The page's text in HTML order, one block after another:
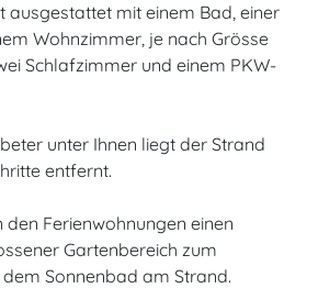
ausgestattet mit einem Bad, einer
Wohnzimmer, je nach Grösse
Schlafzimmer und einem PKW-
unter Ihnen liegt der Strand
entfernt.
den Ferienwohnungen einen
Gartenbereich zum
Sonnenbad am Strand.